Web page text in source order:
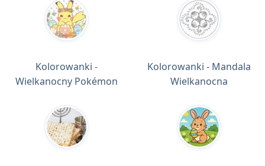
Kolorowanki -
Wielkanocny Pokémon
Kolorowanki - Mandala
Wielkanocna